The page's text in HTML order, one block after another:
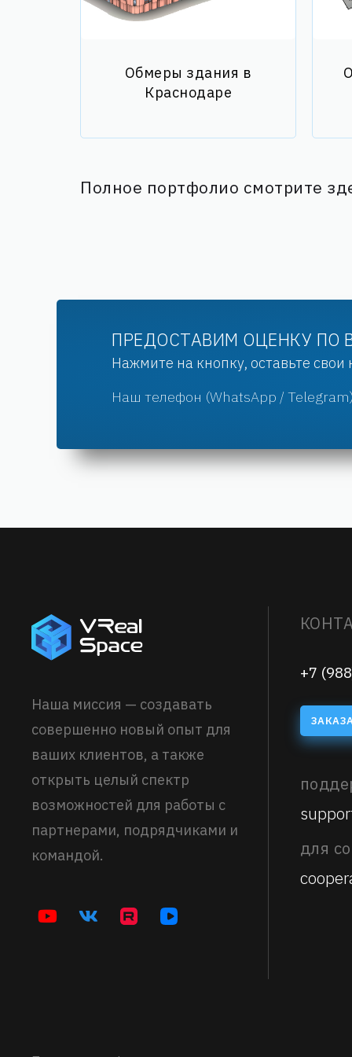
Обмеры здания в
Краснодаре
Полное портфолио смотрите
ПРЕДОСТАВИМ ОЦЕНКУ ПО
Нажмите на кнопку, оставьте
Наш телефон (WhatsApp /
Наша миссия — создавать
совершенно новый опыт для
ваших клиентов, а также
открыть целый спектр
возможностей для работы с
партнерами, подрядчиками и
командой.
+7
для